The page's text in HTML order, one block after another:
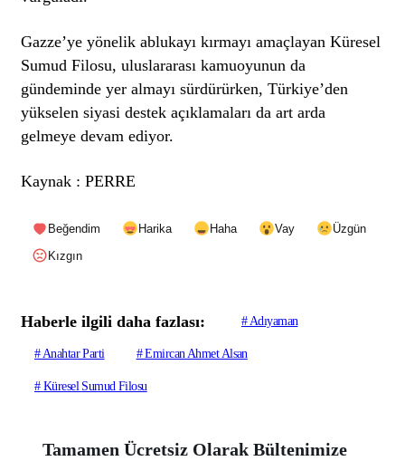
Gazze’ye yönelik ablukayı kırmayı amaçlayan Küresel
Sumud Filosu, uluslararası kamuoyunun da
gündeminde yer almayı sürdürürken, Türkiye’den
yükselen siyasi destek açıklamaları da art arda
gelmeye devam ediyor.
Kaynak : PERRE
Beğendim Harika Haha Vay
Üzgün
Kızgın
Haberle ilgili daha fazlası: # Adıyaman
# Anahtar Parti # Emircan Ahmet Alsan
# Küresel Sumud Filosu
Tamamen Ücretsiz Olarak Bültenimize